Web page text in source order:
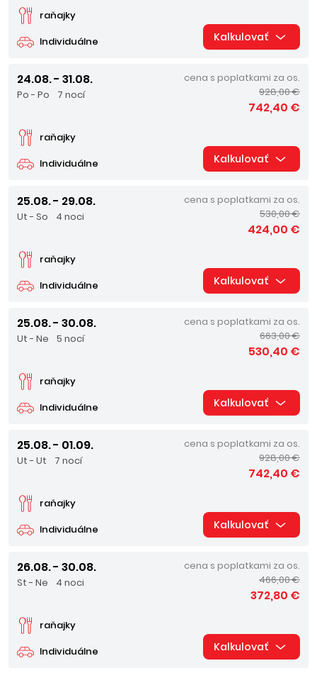
Individuálne
raňajky
Kalkulovať
24.08. - 31.08.
Po - Po 7 nocí
Individuálne
raňajky
cena s poplatkami za os.
928,00 €
742,40 €
Kalkulovať
25.08. - 29.08.
Ut - So 4 noci
Individuálne
raňajky
cena s poplatkami za os.
530,00 €
424,00 €
Kalkulovať
25.08. - 30.08.
Ut - Ne 5 nocí
Individuálne
raňajky
cena s poplatkami za os.
663,00 €
530,40 €
Kalkulovať
25.08. - 01.09.
Ut - Ut 7 nocí
Individuálne
raňajky
cena s poplatkami za os.
928,00 €
742,40 €
Kalkulovať
26.08. - 30.08.
St - Ne 4 noci
Individuálne
raňajky
cena s poplatkami za os.
466,00 €
372,80 €
Kalkulovať